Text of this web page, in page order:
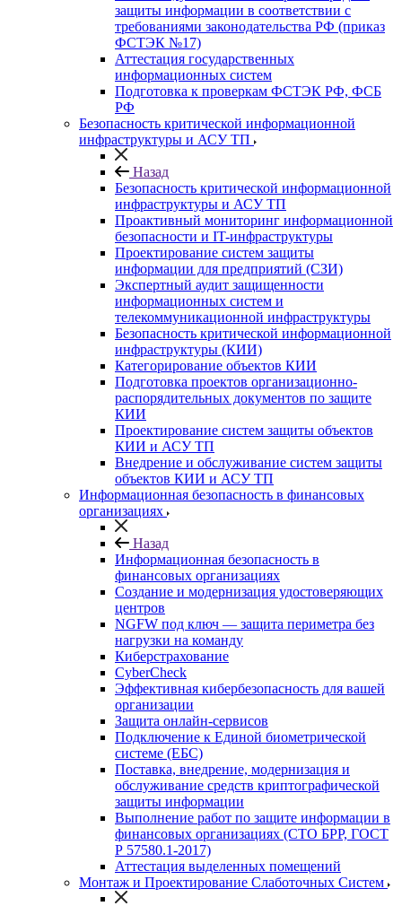
защиты информации в соответствии с
требованиями законодательства РФ (приказ
ФСТЭК №17)
Аттестация государственных
информационных систем
Подготовка к проверкам ФСТЭК РФ, ФСБ
РФ
Безопасность критической информационной
инфраструктуры и АСУ ТП
Назад
Безопасность критической информационной
инфраструктуры и АСУ ТП
Проактивный мониторинг информационной
безопасности и IT-инфраструктуры
Проектирование систем защиты
информации для предприятий (СЗИ)
Экспертный аудит защищенности
информационных систем и
телекоммуникационной инфраструктуры
Безопасность критической информационной
инфраструктуры (КИИ)
Категорирование объектов КИИ
Подготовка проектов организационно-
распорядительных документов по защите
КИИ
Проектирование систем защиты объектов
КИИ и АСУ ТП
Внедрение и обслуживание систем защиты
объектов КИИ и АСУ ТП
Информационная безопасность в финансовых
организациях
Назад
Информационная безопасность в
финансовых организациях
Создание и модернизация удостоверяющих
центров
NGFW под ключ — защита периметра без
нагрузки на команду
Киберстрахование
CyberCheck
Эффективная кибербезопасность для вашей
организации
Защита онлайн-сервисов
Подключение к Единой биометрической
системе (ЕБС)
Поставка, внедрение, модернизация и
обслуживание средств криптографической
защиты информации
Выполнение работ по защите информации в
финансовых организациях (СТО БРР, ГОСТ
Р 57580.1-2017)
Аттестация выделенных помещений
Монтаж и Проектирование Слаботочных Систем